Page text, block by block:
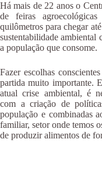
Há mais de 22 anos o
de feiras
quilômetros para chegar
sustentabilidade ambiental
a população que consome.
Fazer escolhas
partida muito importante.
atual crise ambiental, é
com a criação de
população e combinadas
familiar, setor onde temos
de produzir alimentos de